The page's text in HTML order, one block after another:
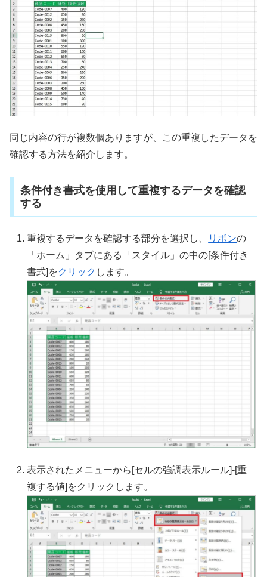
同じ内容の行が複数個ありますが、この重複したデータを
確認する方法を紹介します。
条件付き書式を使用して重複するデータを確認
する
重複するデータを確認する部分を選択し、 リボンの
「ホーム」タブにある「スタイル」の中の[条件付き
書式]をクリック します。
表示されたメニューから[セルの強調表示ルール]-[重
複する値]をクリックします。